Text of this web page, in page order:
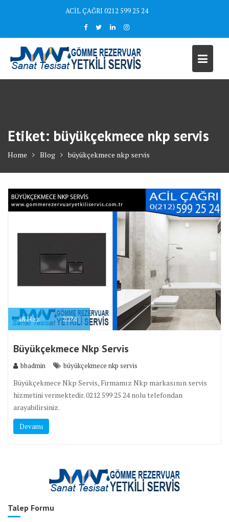
ACİL ÇAĞRI 0212 599 25 24
Etiket: büyükçekmece nkp servis
Home Blog büyükçekmece nkp servis
18Haz 2024
Büyükçekmece Nkp Servis
bbadmin büyükçekmece nkp servis
Büyükçekmece Nkp Servis, Firmamız Nkp markasının servis
hizmetini vermektedir. 0212 599 25 24 nolu telefondan
arayabilirsiniz.
Devamı
Talep Formu